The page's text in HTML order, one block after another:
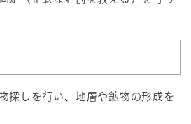
探しを行い、地層や鉱物の形成を